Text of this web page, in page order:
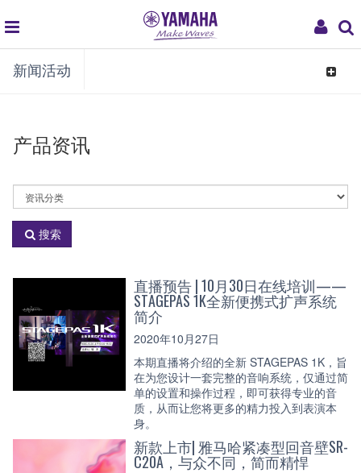
My
global
navigation
新闻活动
Toggle
产品资讯
选
择
资
分
搜索
直播预告 | 10月30日在线培训——
STAGEPAS 1K全新便携式扩声系统
简介
2020年10月27日
本期直播将介绍的全新 STAGEPAS 1K，旨
在为您设计一套完整的音响系统，仅通过简
单的设置和操作过程，即可获得专业的音
质，从而让您将更多的精力投入到表演本
身。
新款上市| 雅马哈紧凑型回音壁SR-
C20A，与众不同，简而精悍